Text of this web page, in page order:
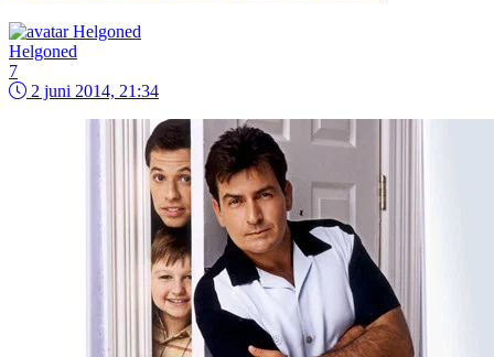
Helgoned
7
2 juni 2014, 21:34